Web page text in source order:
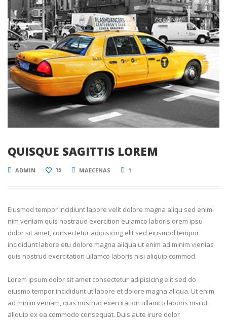
QUISQUE SAGITTIS LOREM
ADMIN 15 MAECENAS 1
Eiusmod tempor incidiunt labore velit dolore magna aliqu sed enimi
nim veniam quis nostraud exercition eulamco laboris orem ipsu
dolor sit amet, consectetur adipisicing elit sed eiusmod tempor
incididunt labore etu dolore magna aliqua ut enim ad minim vienias
quis nostrud exercitation ullamco laboris nisi aliquip commod.
Lorem ipsum dolor sit amet consectetur adipisicing elit sed do
eiusmo tempor incididunt ut labore et dolore magna aliqua. Ut enim
ad minim veniam, quis nostrud exercitation ullamco laboris nisi ut
aliquip ex ea commodo consequat. Duis aute irure dolor